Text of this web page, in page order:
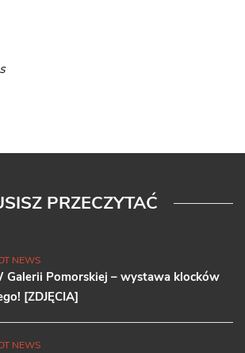
PRZECZYTAĆ
NEWS
Galerii Pomorskiej – wystawa klocków
[ZDJĘCIA]
NEWS